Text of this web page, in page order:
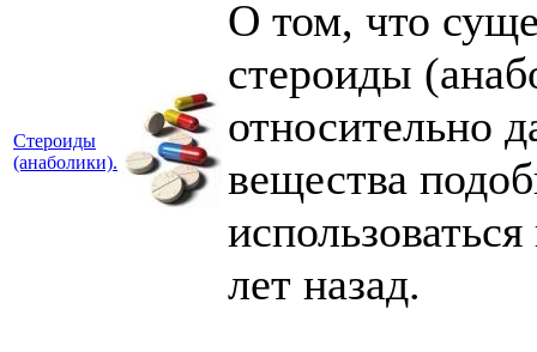
Стероиды
(анаболики).
О том, что
стероиды
относительно
вещества
лет назад.